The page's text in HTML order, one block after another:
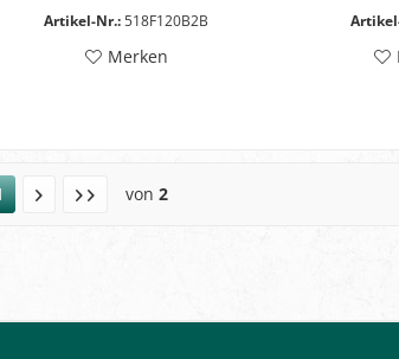
Artikel-Nr.:518F120B2B
Merken
von 2